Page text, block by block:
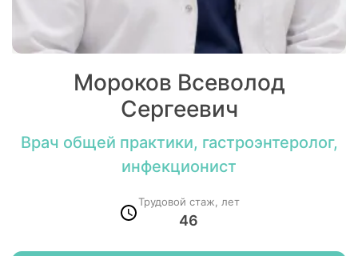
Мороков Всеволод
Сергеевич
Врач общей практики, гастроэнтеролог,
инфекционист
Трудовой стаж, лет
46